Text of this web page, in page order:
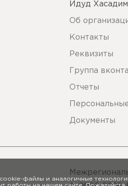
Идуд Хасадим
Об
Контакты
Реквизиты
Группа
Отчеты
Документы
файлы и аналогичные